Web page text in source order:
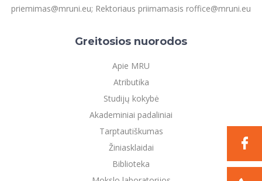
Bendruomenės gerovė
MRU norminių teisės aktų duomenų bazė
Microsoft Office 365
MRU mobilios programėlės
Pagalbos sistema
Profesinė sąjunga
Kontaktų paieška
priemimas@mruni.eu; Rektoriaus priimamasis roffice@mruni.eu
Greitosios nuorodos
Apie MRU
Atributika
Studijų kokybė
Akademiniai padaliniai
Tarptautiškumas
Žiniasklaidai
Biblioteka